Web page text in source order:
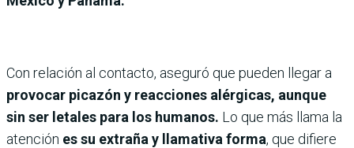
Con relación al contacto, aseguró que pueden llegar a
provocar picazón y reacciones alérgicas, aunque
sin ser letales para los humanos. Lo que más llama la
atención es su extraña y llamativa forma, que difiere